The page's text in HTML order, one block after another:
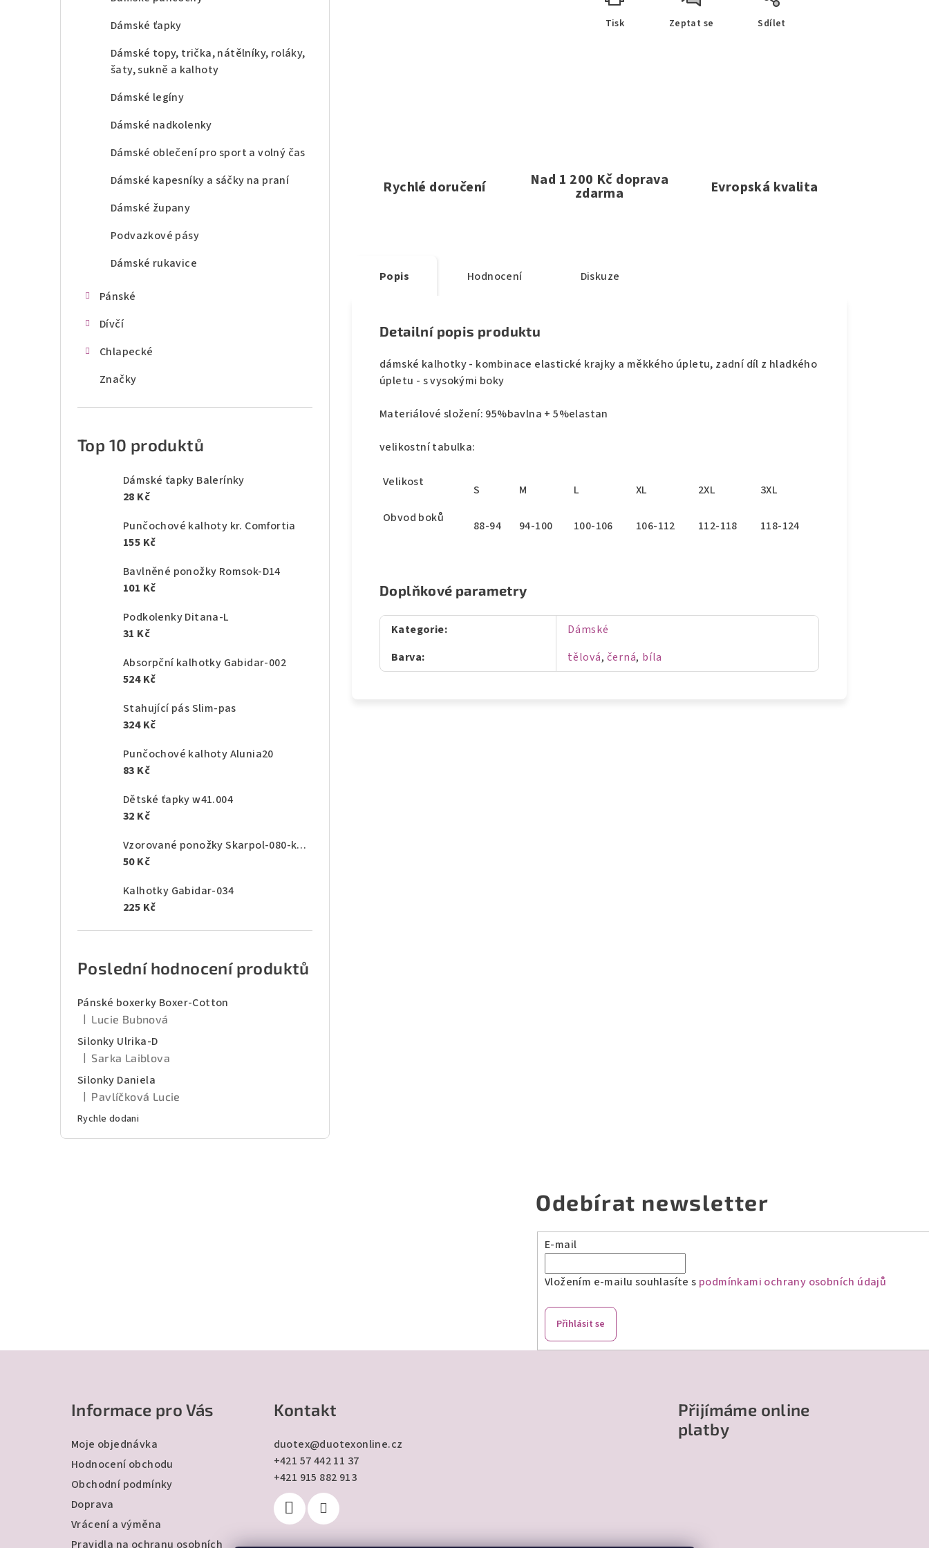
Dámské ťapky
Dámské topy, trička, nátělníky, roláky,
šaty, sukně a kalhoty
Dámské legíny
Dámské nadkolenky
Dámské oblečení pro sport a volný čas
Dámské kapesníky a sáčky na praní
Dámské župany
Podvazkové pásy
Dámské rukavice
Pánské
Dívčí
Chlapecké
Značky
Top 10 produktů
Dámské ťapky Balerínky
28 Kč
Punčochové kalhoty kr. Comfortia
155 Kč
Bavlněné ponožky Romsok-D14
101 Kč
Podkolenky Ditana-L
31 Kč
Absorpční kalhotky Gabidar-002
524 Kč
Stahující pás Slim-pas
324 Kč
Punčochové kalhoty Alunia20
83 Kč
Dětské ťapky w41.004
32 Kč
Vzorované ponožky Skarpol-080-kaktus
50 Kč
Kalhotky Gabidar-034
225 Kč
Poslední hodnocení produktů
Pánské boxerky Boxer-Cotton
Hodnocení produktu je 5 z 5 hvězdiček.
Lucie Bubnová
Silonky Ulrika-D
Hodnocení produktu je 5 z 5 hvězdiček.
Sarka Laiblova
Silonky Daniela
Hodnocení produktu je 5 z 5 hvězdiček.
Pavlíčková Lucie
Rychle dodani
Tisk Zeptat se Sdílet
Rychlé doručení Nad 1 200 Kč doprava
zdarma Evropská kvalita
Popis Hodnocení Diskuze
Detailní popis produktu
dámské kalhotky - kombinace elastické krajky a měkkého úpletu, zadní díl z hladkého
úpletu - s vysokými boky
Materiálové složení: 95%bavlna + 5%elastan
velikostní tabulka:
Velikost
S M L XL 2XL
3XL
Obvod boků
88-94 94-100 100-106 106-112 112-118 118-124
Doplňkové parametry
Kategorie:
Dámské
Barva: tělová,černá, bíla
Odebírat newsletter
E-mail
Vložením e-mailu souhlasíte s podmínkami ochrany osobních údajů
Přihlásit se
Informace pro Vás
Moje objednávka
Hodnocení obchodu
Obchodní podmínky
Doprava
Vrácení a výměna
Pravidla na ochranu osobních
Kontakt
duotex@duotexonline.cz
+421 57 442 11 37
+421 915 882 913
Přijímáme online
platby